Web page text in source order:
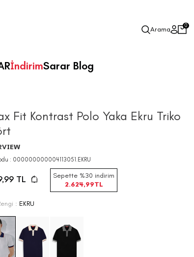
Arama 0
İndirimSarar Blog
Fit Kontrast Polo Yaka Ekru Triko
: 000000000004113051.EKRU
TL
Sepette %30 indirim
2.624,99TL
: EKRU